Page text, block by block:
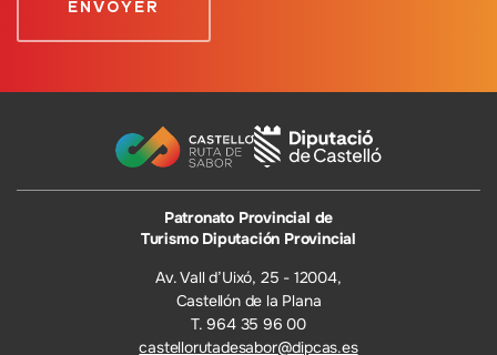
Patronato Provincial de
Turismo Diputación Provincial
Av. Vall d’Uixó, 25 - 12004,
Castellón de la Plana
T. 964 35 96 00
castellorutadesabor@dipcas.es